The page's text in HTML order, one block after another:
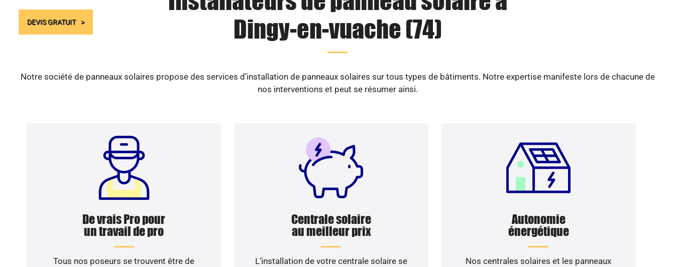
DEVIS GRATUIT
Dingy-en-vuache (74)
Notre société de panneaux solaires propose des services d’installation de panneaux solaires sur tous types de bâtiments. Notre expertise manifeste lors de chacune de
nos interventions et peut se résumer ainsi.
De vrais Pro pour
un travail de pro
Tous nos poseurs se trouvent être de
Centrale solaire
au meilleur prix
L’installation de votre centrale solaire se
Autonomie
énergétique
Nos centrales solaires et les panneaux